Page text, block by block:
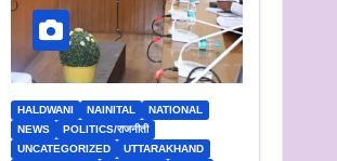
HALDWANI NAINITAL
NATIONAL
NEWS
POLITICS/राजनीती
UNCATEGORIZED
UTTARAKHAND